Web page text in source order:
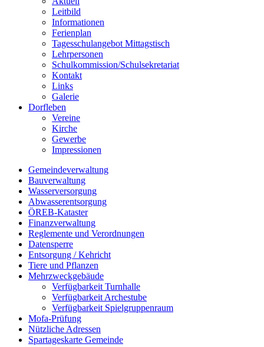
Leitbild
Informationen
Ferienplan
Tagesschulangebot Mittagstisch
Lehrpersonen
Schulkommission/Schulsekretariat
Kontakt
Links
Galerie
Dorfleben
Vereine
Kirche
Gewerbe
Impressionen
Gemeindeverwaltung
Bauverwaltung
Wasserversorgung
Abwasserentsorgung
ÖREB-Kataster
Finanzverwaltung
Reglemente und Verordnungen
Datensperre
Entsorgung / Kehricht
Tiere und Pflanzen
Mehrzweckgebäude
Verfügbarkeit Turnhalle
Verfügbarkeit Archestube
Verfügbarkeit Spielgruppenraum
Mofa-Prüfung
Nützliche Adressen
Spartageskarte Gemeinde